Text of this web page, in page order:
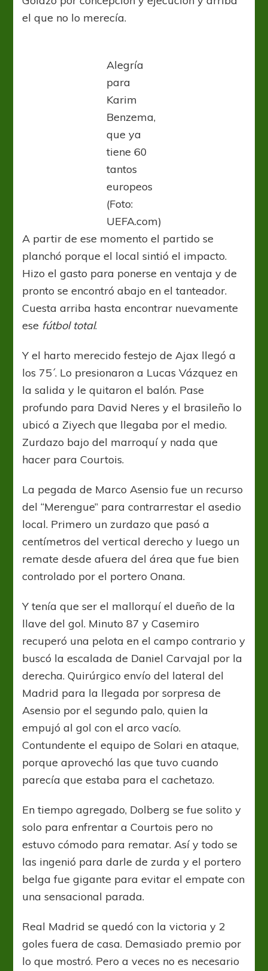
el que no lo merecía.
Alegría
para
Karim
Benzema,
que ya
tiene 60
tantos
europeos
(Foto:
UEFA.com)
A partir de ese momento el partido se
planchó porque el local sintió el impacto.
Hizo el gasto para ponerse en ventaja y de
pronto se encontró abajo en el tanteador.
Cuesta arriba hasta encontrar nuevamente
ese fútbol total.
Y el harto merecido festejo de Ajax llegó a
los 75´. Lo presionaron a Lucas Vázquez en
la salida y le quitaron el balón. Pase
profundo para David Neres y el brasileño lo
ubicó a Ziyech que llegaba por el medio.
Zurdazo bajo del marroquí y nada que
hacer para Courtois.
La pegada de Marco Asensio fue un recurso
del “Merengue” para contrarrestar el asedio
local. Primero un zurdazo que pasó a
centímetros del vertical derecho y luego un
remate desde afuera del área que fue bien
controlado por el portero Onana.
Y tenía que ser el mallorquí el dueño de la
llave del gol. Minuto 87 y Casemiro
recuperó una pelota en el campo contrario y
buscó la escalada de Daniel Carvajal por la
derecha. Quirúrgico envío del lateral del
Madrid para la llegada por sorpresa de
Asensio por el segundo palo, quien la
empujó al gol con el arco vacío.
Contundente el equipo de Solari en ataque,
porque aprovechó las que tuvo cuando
parecía que estaba para el cachetazo.
En tiempo agregado, Dolberg se fue solito y
solo para enfrentar a Courtois pero no
estuvo cómodo para rematar. Así y todo se
las ingenió para darle de zurda y el portero
belga fue gigante para evitar el empate con
una sensacional parada.
Real Madrid se quedó con la victoria y 2
goles fuera de casa. Demasiado premio por
lo que mostró. Pero a veces no es necesario